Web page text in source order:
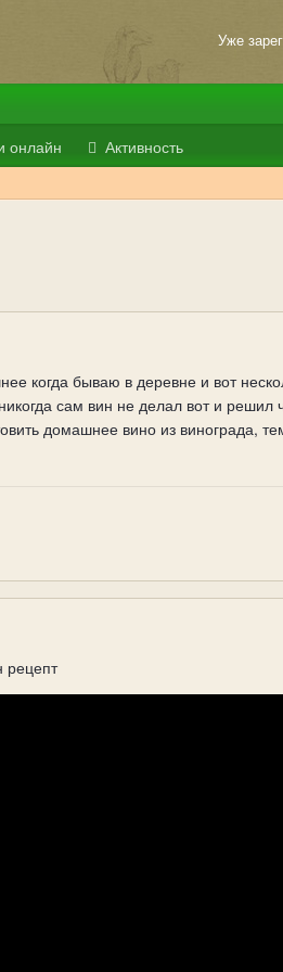
Уже
онлайн Активность
когда бываю в деревне и вот
сам вин не делал вот и решил
домашнее вино из винограда,
рецепт